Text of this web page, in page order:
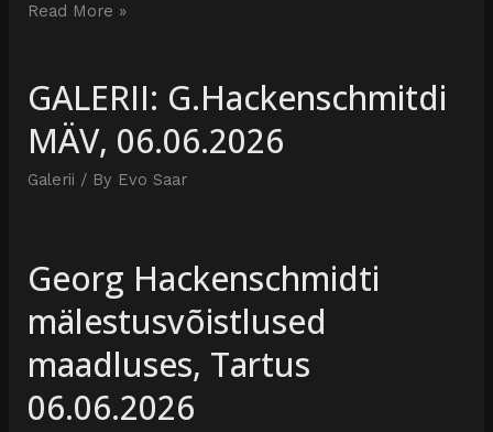
Read More »
GALERII: G.Hackenschmitdi
MÄV, 06.06.2026
Galerii / By Evo Saar
Georg Hackenschmidti
mälestusvõistlused
maadluses, Tartus
06.06.2026